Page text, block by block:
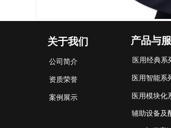
关于我们
公司简介
资质荣誉
案例展示
产品与
医用经典系
医用智能系
医用模块化
辅助设备及